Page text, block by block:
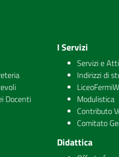
Docenti
I Servizi
Servizi e
Indirizzi di
Modulistica
Contributo
Comitato
Didattica